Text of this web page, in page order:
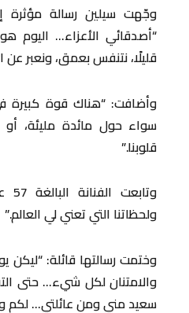
وجّهت سيلين رسالة مؤثرة
“أصدقائي الأعزاء… اليوم
قليلًا، نتنفس بعمق، ونعبر عن
وأضافت: “هناك قوة كبيرة
سواء حول مائدة مليئة،
قلوبنا.”
ولحظاتنا التي تعني لي العالم.”
وختمت رسالتها قائلة: “ليكن
والامتنان لكل شيء… حتى
سعيد مني ومن عائلتي… لكم